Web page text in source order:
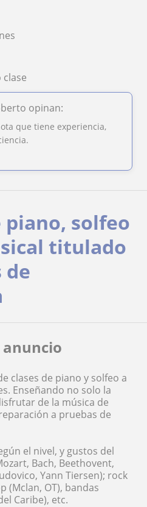
clase
opinan:
que tiene experiencia,
piano, solfeo
titulado
de
anuncio
clases de piano y solfeo a
Enseñando no solo la
de la música de
a pruebas de
el nivel, y gustos del
Bach, Beethovent,
Yann Tiersen); rock
(Mclan, OT), bandas
Caribe), etc.